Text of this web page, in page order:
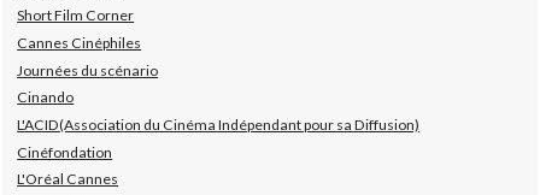
Short Film Corner
Cannes Cinéphiles
Journées du scénario
Cinando
L'ACID(Association du Cinéma Indépendant pour sa Diffusion)
Cinéfondation
L'Oréal Cannes